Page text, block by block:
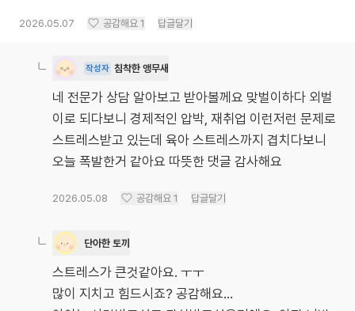
2026.05.07 공감해요 1 답글달기
작성자 침착한 앵무새
네 전문가 상담 알아보고 받아볼께요 맞벌이하다 외벌
이로 되다보니 경제적인 압박, 재취업 이런저런 문제로
스트레스받고 있는데 육아 스트레스까지 겹치다보니
오늘 폭발한거 같아요 따뜻한 댓글 감사해요
2026.05.08 공감해요 1 답글달기
단아한 토끼
스트레스가 큰것같아요. ㅜㅜ
많이 지치고 힘드시죠? 공감해요...